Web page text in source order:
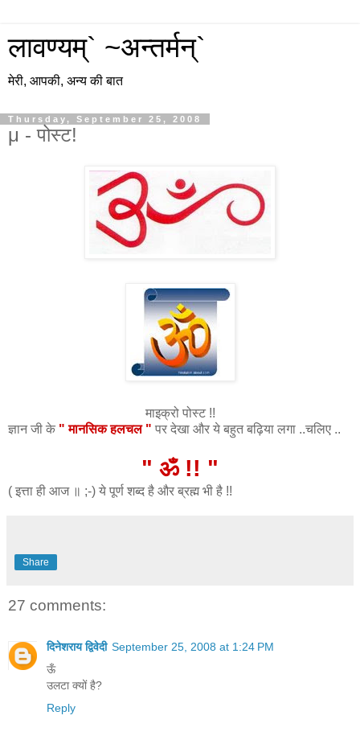
लावण्यम्` ~अन्तर्मन्`
मेरी, आपकी, अन्य की बात
Thursday, September 25, 2008
μ - पोस्ट!
माइक्रो पोस्ट !!
ज्ञान जी के "मानसिक हलचल" पर देखा और ये बहुत बढ़िया लगा ..चलिए ..
" ॐ !! "
( इत्ता ही आज ॥ ;-) ये पूर्ण शब्द है और ब्रह्म भी है !!
Share
27 comments:
दिनेशराय द्विवेदी September 25, 2008 at 1:24 PM
ऊँ
उलटा क्यों है?
Reply